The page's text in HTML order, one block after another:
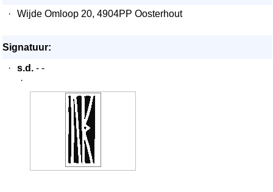
·
Wijde Omloop 20, 4904PP Oosterhout
Signatuur:
·
s.d. - -
·